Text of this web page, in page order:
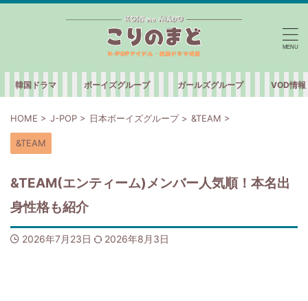
韓国ドラマ ボーイズグループ ガールズグループ VOD情報
HOME > J-POP > 日本ボーイズグループ > &TEAM >
&TEAM
&TEAM(エンティーム)メンバー人気順！本名出
身性格も紹介
2026年7月23日 2026年8月3日